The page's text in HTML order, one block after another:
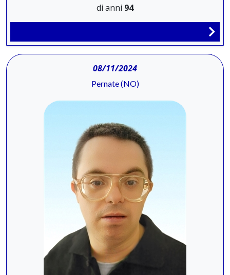
di anni 94
08/11/2024
Pernate (NO)